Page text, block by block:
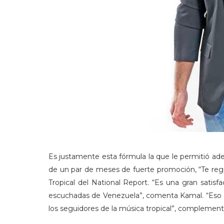
Es justamente esta fórmula la que le permitió
de un par de meses de fuerte promoción, “Te
Tropical del National Report. “Es una gran
escuchadas de Venezuela”, comenta Kamal.
los seguidores de la música tropical”,